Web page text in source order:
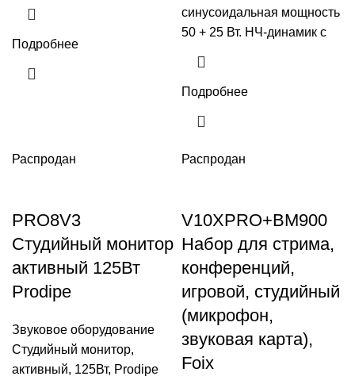
Подробнее
синусоидальная мощность
50 + 25 Вт. НЧ-динамик с
Подробнее
Распродан
PRO8V3
Студийный монитор
активный 125Вт
Prodipe
Звуковое оборудование
Студийный монитор,
активный, 125Вт, Prodipe
Распродан
V10XPRO+BM900
Набор для стрима,
конференций,
игровой, студийный
(микрофон,
звуковая карта),
Foix